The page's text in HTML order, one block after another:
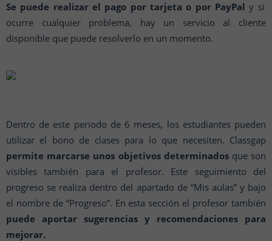
Se puede realizar el pago por tarjeta o por PayPal y si
ocurre cualquier problema, hay un servicio al cliente
disponible que puede resolverlo en un momento.
Dentro de este periodo de 6 meses, los estudiantes pueden
utilizar el bono de clases para lo que necesiten. Classgap
permite marcarse unos objetivos determinadosque son
visibles también para el profesor. Este seguimiento del
progreso se realiza dentro del apartado de “Mis aulas” y bajo
el nombre de “Progreso”. En esta sección el profesor también
puede aportar sugerencias y recomendaciones para
mejorar.